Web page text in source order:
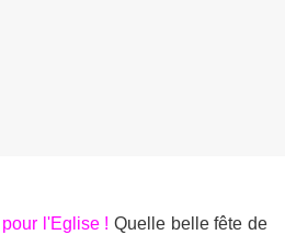
l'Eglise ! Quelle belle fête de